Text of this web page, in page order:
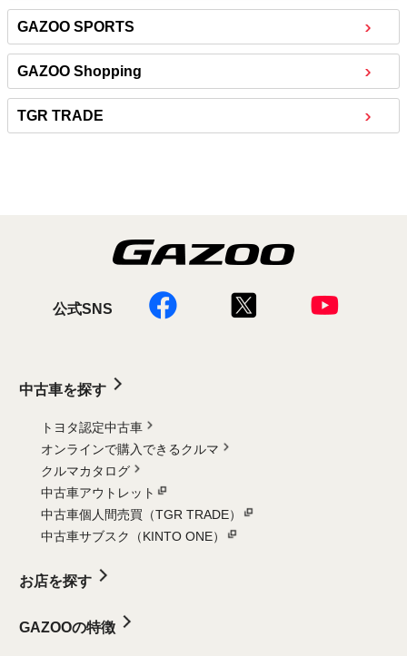
GAZOO SPORTS
GAZOO Shopping
TGR TRADE
公式SNS
中古車を探す
トヨタ認定中古車
オンラインで購入できるクルマ
クルマカタログ
中古車アウトレット
中古車個人間売買（TGR TRADE）
中古車サブスク（KINTO ONE）
お店を探す
GAZOOの特徴